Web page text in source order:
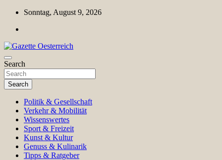
Skip
content
Sonntag, August 9, 2026
Gazette Oesterreich
Magazin für Freizeit, Politik, Kultur & Wissenschaft
Search
Search
Politik & Gesellschaft
Verkehr & Mobilität
Wissenswertes
Sport & Freizeit
Kunst & Kultur
Genuss & Kulinarik
Tipps & Ratgeber